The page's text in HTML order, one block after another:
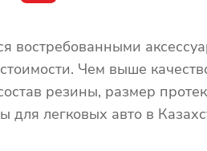
востребованными
Чем выше
резины, размер
легковых авто в